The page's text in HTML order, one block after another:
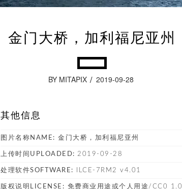
金门大桥，加利福尼亚州
BY MITAPIX 2019-09-28
其他信息
图片名称NAME: 金门大桥，加利福尼亚州
上传时间UPLOADED: 2019-09-28
处理软件SOFTWARE: ILCE-7RM2 v4.01
版权说明LICENSE: 免费商业用途或个人用途/CC0 1.0